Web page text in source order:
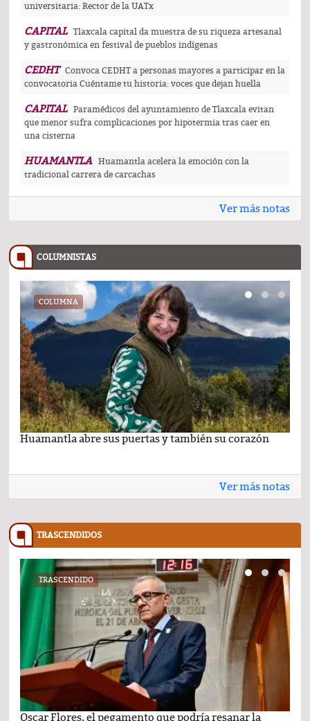
universitaria: Rector de la UATx
CAPITAL
Tlaxcala capital da muestra de su riqueza artesanal
y gastronómica en festival de pueblos indígenas
CEDHT
Convoca CEDHT a personas mayores a participar en la
convocatoria Cuéntame tu historia: voces que dejan huella
CAPITAL
Paramédicos del ayuntamiento de Tlaxcala evitan
que menor sufra complicaciones por hipotermia tras caer en
una cisterna
HUAMANTLA
Huamantla acelera la emoción con la
tradicional carrera de carcachas
Ver más notas
COLUMNISTAS
COLUMNA
Huamantla abre sus puertas y también su corazón
Ver más notas
TRASCENDIDOS
TRASCENDIDO
Oscar Flores, el pegamento que podría resanar la